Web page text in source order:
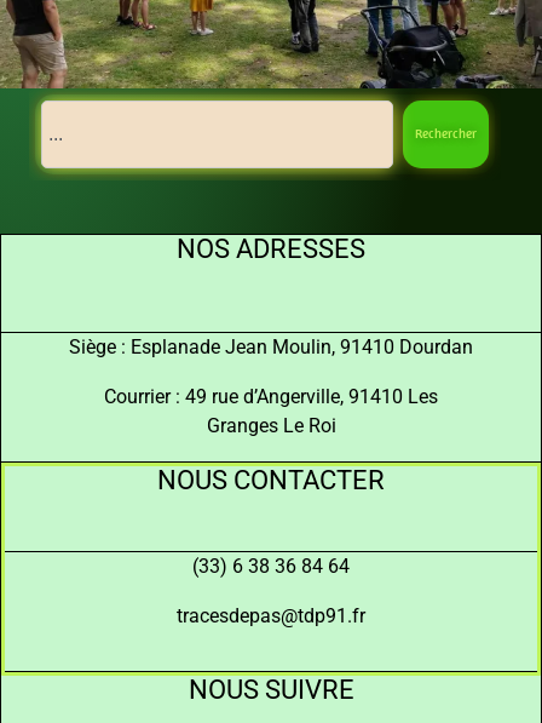
Rechercher
NOS ADRESSES
Siège : Esplanade Jean Moulin, 91410 Dourdan
Courrier : 49 rue d’Angerville, 91410 Les
Granges Le Roi
NOUS CONTACTER
(33) 6 38 36 84 64
tracesdepas@tdp91.fr
NOUS SUIVRE